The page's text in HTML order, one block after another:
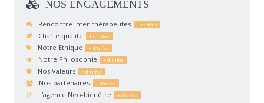
NOS ENGAGEMENTS
Rencontre inter-thérapeutes
Charte qualité
Notre Ethique
Notre Philosophie
Nos Valeurs
Nos partenaires
L'agence Neo-bienêtre